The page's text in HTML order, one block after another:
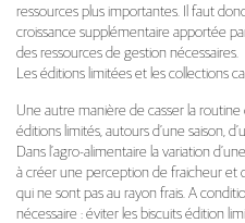
ressources plus importantes. Il faut
croissance supplémentaire apportée
des ressources de gestion nécessaires.
Les éditions limitées et les collections
Une autre manière de casser la
éditions limités, autours d’une saison,
Dans l’agro-alimentaire la variation
à créer une perception de fraicheur et
qui ne sont pas au rayon frais. A
nécessaire : éviter les biscuits édition